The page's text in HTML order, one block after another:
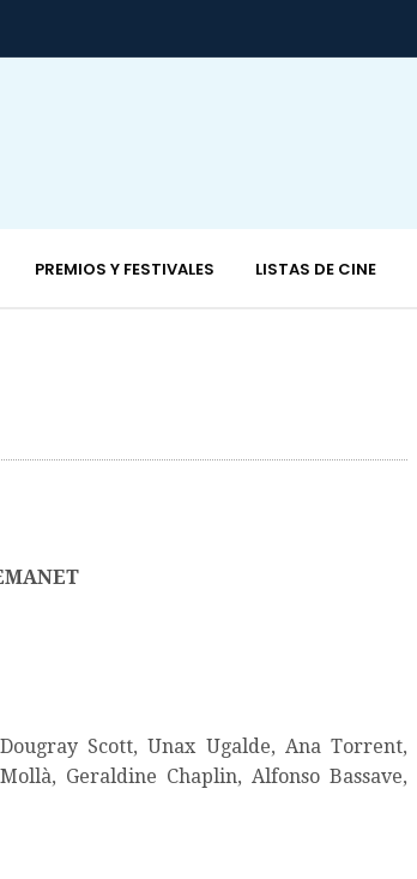
PREMIOS Y FESTIVALES LISTAS DE CINE
Scott, Unax Ugalde, Ana Torrent,
Geraldine Chaplin, Alfonso Bassave,